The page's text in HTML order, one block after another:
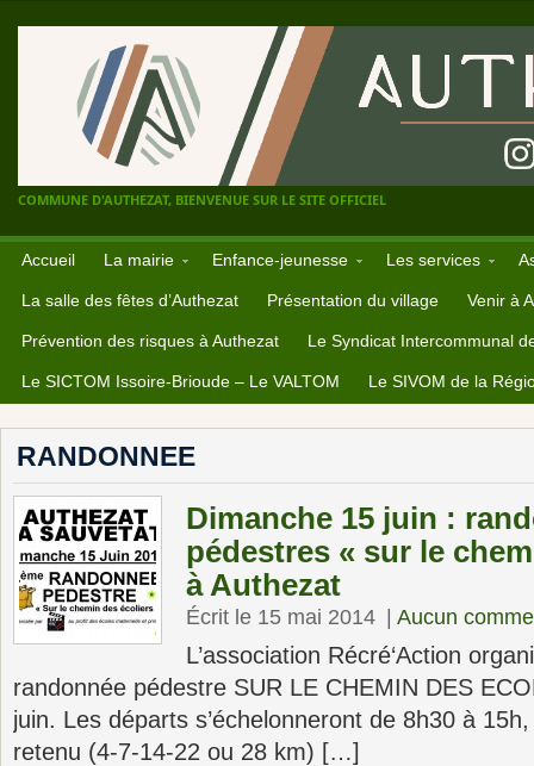
COMMUNE D'AUTHEZAT, BIENVENUE SUR LE SITE OFFICIEL
Accueil La mairie Enfance-jeunesse Les services
La salle des fêtes d’Authezat Présentation du village Venir à
Prévention des risques à Authezat Le Syndicat Intercommunal
Le SICTOM Issoire-Brioude – Le VALTOM Le SIVOM de la
RANDONNEE
Dimanche 15 juin :
pédestres « sur le
à Authezat
Écrit le 15 mai 2014 Aucun
L’association Récré‘Action
randonnée pédestre SUR LE CHEMIN DES
juin. Les départs s’échelonneront de 8h30 à
retenu (4-7-14-22 ou 28 km) […]